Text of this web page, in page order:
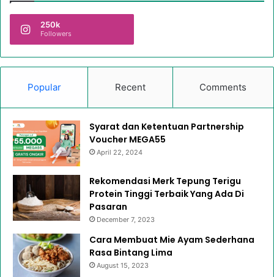
250k
Followers
Popular Recent Comments
Syarat dan Ketentuan Partnership
Voucher MEGA55
April 22, 2024
Rekomendasi Merk Tepung Terigu
Protein Tinggi Terbaik Yang Ada Di
Pasaran
December 7, 2023
Cara Membuat Mie Ayam Sederhana
Rasa Bintang Lima
August 15, 2023